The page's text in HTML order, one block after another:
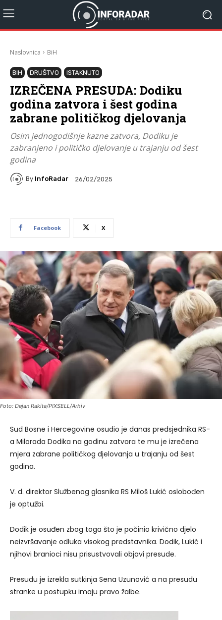
Naslovnica BiH
BIH DRUŠTVO ISTAKNUTO
IZREČENA PRESUDA: Dodiku
godina zatvora i šest godina
zabrane političkog djelovanja
Osim jednogodišnje kazne zatvora, Dodiku je
zabranjeno i političko djelovanje u trajanju od šest
godina
By InfoRadar 26/02/2025
Facebook X
Foto: Dejan Rakita/PIXSELL/Arhiv
Sud Bosne i Hercegovine osudio je danas predsjednika RS-
a Milorada Dodika na godinu zatvora te mu je izrečena
mjera zabrane političkog djelovanja u trajanju od šest
godina.
V. d. direktor Službenog glasnika RS Miloš Lukić oslobođen
je optužbi.
Dodik je osuđen zbog toga što je počinio krivično djelo
neizvršavanje odluka visokog predstavnika. Dodik, Lukić i
njihovi branioci nisu prisustvovali objavi presude.
Presudu je izrekla sutkinja Sena Uzunović a na presudu
stranke u postupku imaju pravo žalbe.